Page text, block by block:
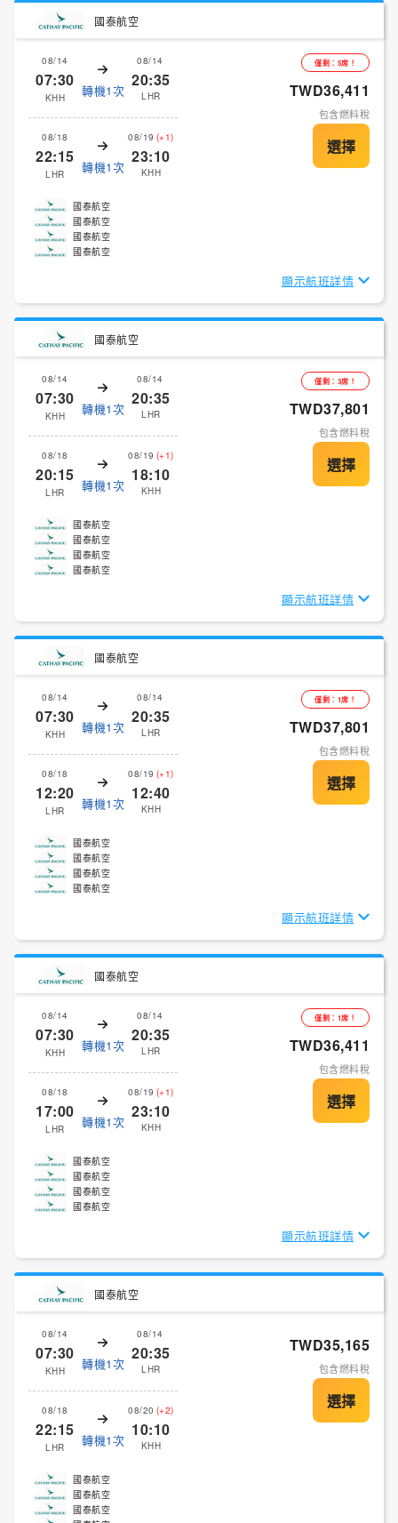
國泰航空
08/14
07:30
KHH 轉機1次
08/14
20:35
LHR
08/18
22:15
LHR 轉機1次
08/19 (+1)
23:10
KHH
僅剩：5席！
TWD36,411
包含燃料稅
國泰航空
國泰航空
國泰航空
國泰航空
顯示航班詳情
國泰航空
08/14
07:30
KHH 轉機1次
08/14
20:35
LHR
08/18
20:15
LHR 轉機1次
08/19 (+1)
18:10
KHH
僅剩：3席！
TWD37,801
包含燃料稅
國泰航空
國泰航空
國泰航空
國泰航空
顯示航班詳情
國泰航空
08/14
07:30
KHH 轉機1次
08/14
20:35
LHR
08/18
12:20
LHR 轉機1次
08/19 (+1)
12:40
KHH
僅剩：1席！
TWD37,801
包含燃料稅
國泰航空
國泰航空
國泰航空
國泰航空
顯示航班詳情
國泰航空
08/14
07:30
KHH 轉機1次
08/14
20:35
LHR
08/18
17:00
LHR 轉機1次
08/19 (+1)
23:10
KHH
僅剩：1席！
TWD36,411
包含燃料稅
國泰航空
國泰航空
國泰航空
國泰航空
顯示航班詳情
國泰航空
08/14
07:30
KHH 轉機1次
08/14
20:35
LHR
08/18
22:15
LHR 轉機1次
08/20 (+2)
10:10
KHH
TWD35,165
包含燃料稅
國泰航空
國泰航空
國泰航空